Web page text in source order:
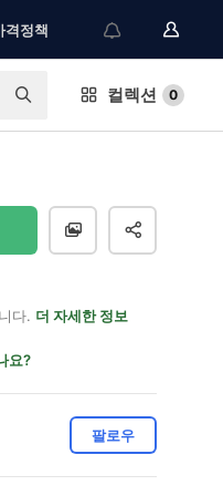
격정책
컬렉션 0
다. 더 자세한 정보
요?
팔로우